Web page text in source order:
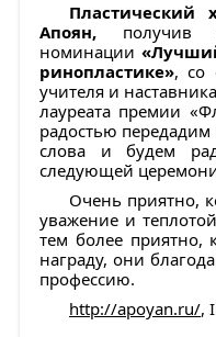
Пластический
Апоян, получив
номинации
ринопластике», со
учителя и наставника
лауреата премии
радостью
слова и будем
следующей
Очень приятно,
уважение и
тем более приятно,
награду, они
профессию.
http://apoyan.ru/,